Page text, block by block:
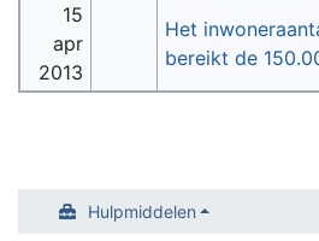
15
apr
2013
Het
bereikt de
Hulpmiddelen